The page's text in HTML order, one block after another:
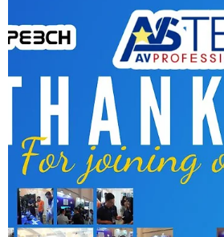
Experience Center
Vừa qua, đội ngũ AVSTEK VN đã có
nghiệm thực tế các dòng màn hình
triển lãm của LG Electronics
độ phân giải "4K" đã được nâng lên
mới nhờ những đột phá về công nghệ
(Micro LED): Khi Công Nghệ Chạm
nhấn ấn tượng nhất chính là dòng LG
nghệ Micro LED. Với khoảng cách
nhỏ chỉ 0.9mm, mọi gi